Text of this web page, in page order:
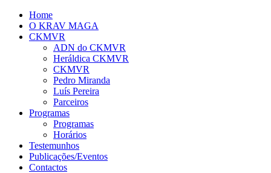
Home
O KRAV MAGA
CKMVR
ADN do CKMVR
Heráldica CKMVR
CKMVR
Pedro Miranda
Luís Pereira
Parceiros
Programas
Programas
Horários
Testemunhos
Publicações/Eventos
Contactos